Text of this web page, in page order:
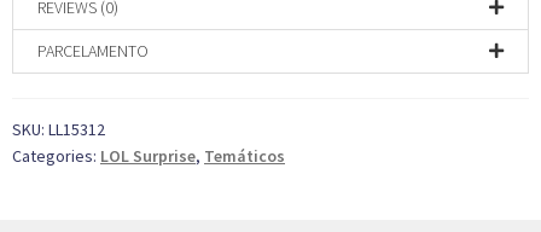
REVIEWS (0)
PARCELAMENTO
SKU: LL15312
Categories: LOL Surprise, Temáticos